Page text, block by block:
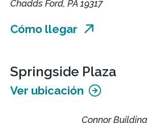
Chadds Ford, PA 19317
Cómo llegar
Springside Plaza
Ver ubicación
Connor Building